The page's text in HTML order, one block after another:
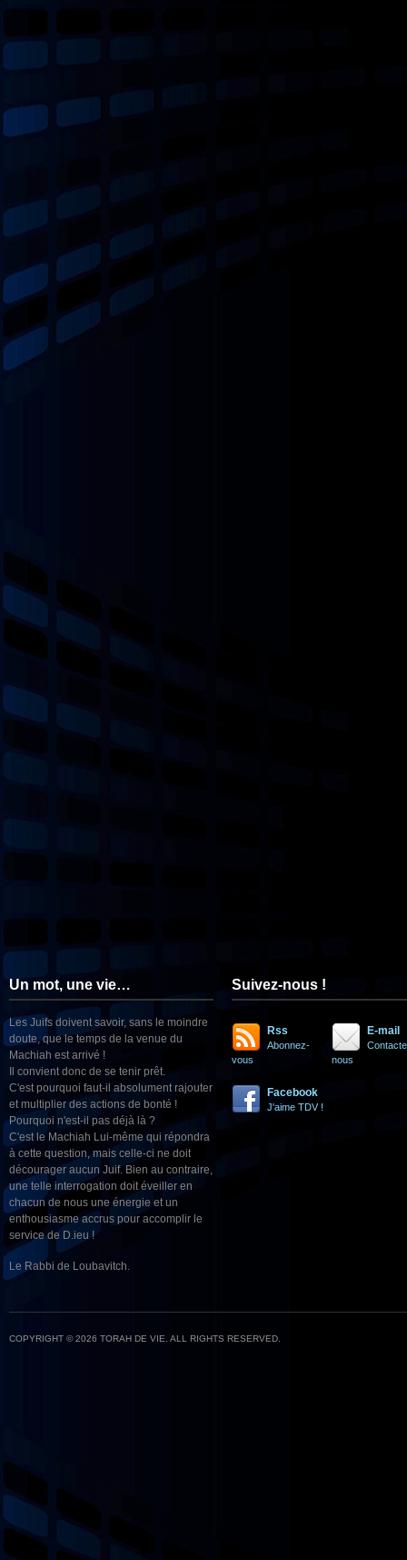
Un mot, une vie…
Les Juifs doivent savoir, sans le moindre
doute, que le temps de la venue du
Machiah est arrivé !
Il convient donc de se tenir prêt.
C'est pourquoi faut-il absolument rajouter
et multiplier des actions de bonté !
Pourquoi n'est-il pas déjà là ?
C'est le Machiah Lui-même qui répondra
à cette question, mais celle-ci ne doit
décourager aucun Juif. Bien au contraire,
une telle interrogation doit éveiller en
chacun de nous une énergie et un
enthousiasme accrus pour accomplir le
service de D.ieu !
Le Rabbi de Loubavitch.
Suivez-nous !
Rss
Abonnez-
vous
E-mail
nous
Facebook
J'aime TDV !
COPYRIGHT © 2026 TORAH DE VIE. ALL RIGHTS RESERVED.